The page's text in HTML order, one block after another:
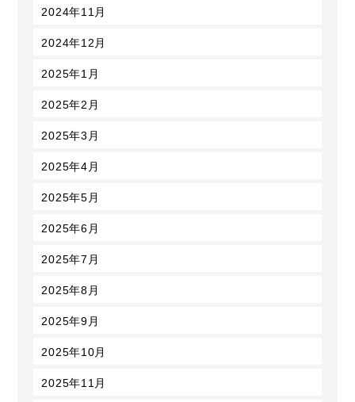
2024年11月
2024年12月
2025年1月
2025年2月
2025年3月
2025年4月
2025年5月
2025年6月
2025年7月
2025年8月
2025年9月
2025年10月
2025年11月